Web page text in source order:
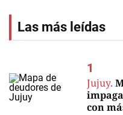
Las más leídas
Jujuy.
con